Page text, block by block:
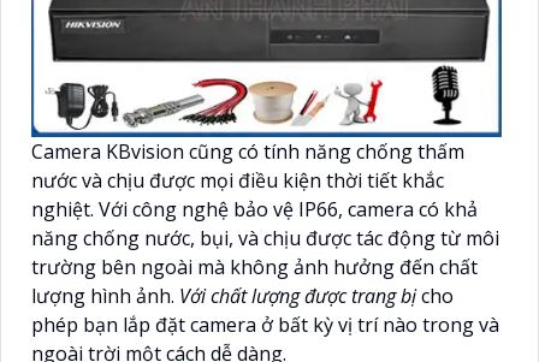
Camera KBvision cũng có tính năng chống thấm
nước và chịu được mọi điều kiện thời tiết khắc
nghiệt. Với công nghệ bảo vệ IP66, camera có khả
năng chống nước, bụi, và chịu được tác động từ môi
trường bên ngoài mà không ảnh hưởng đến chất
lượng hình ảnh. Với chất lượng được trang bịcho
phép bạn lắp đặt camera ở bất kỳ vị trí nào trong và
ngoài trời một cách dễ dàng.